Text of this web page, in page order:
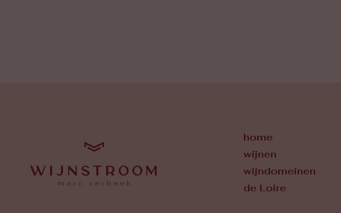
home
wijnen
wijndomeinen
de Loire